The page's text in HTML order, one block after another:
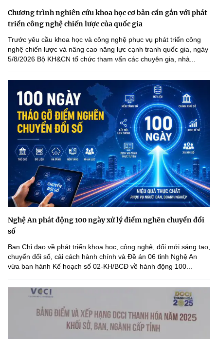
Chương trình nghiên cứu khoa học cơ bản cần gắn với phát
triển công nghệ chiến lược của quốc gia
Trước yêu cầu khoa học và công nghệ phục vụ phát triển công
nghệ chiến lược và nâng cao năng lực cạnh tranh quốc gia, ngày
5/8/2026 Bộ KH&CN tổ chức tham vấn các chuyên gia, nhà...
Nghệ An phát động 100 ngày xử lý điểm nghẽn chuyển đổi
số
Ban Chỉ đạo về phát triển khoa học, công nghệ, đổi mới sáng tạo,
chuyển đổi số, cải cách hành chính và Đề án 06 tỉnh Nghệ An
vừa ban hành Kế hoạch số 02-KH/BCĐ về hành động 100...